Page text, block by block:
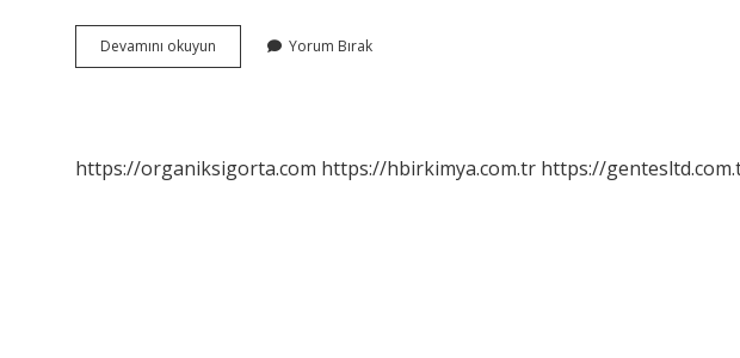
Devamını okuyun
Metre
Beton
Yorum Bırak
https://organiksigorta.com https://hbirkimya.com.tr https://